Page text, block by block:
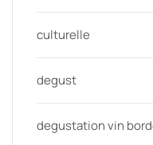
culturelle
degust
degustation vin